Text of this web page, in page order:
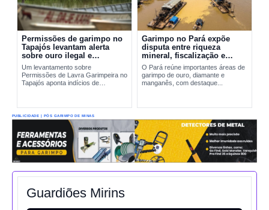
Permissões de garimpo no
Tapajós levantam alerta
sobre ouro ilegal e
contaminação por mercúrio
Um levantamento sobre
Permissões de Lavra Garimpeira no
Tapajós aponta indícios de
amplia preocupações sobre...
Garimpo no Pará expõe
disputa entre riqueza
mineral, fiscalização e
riscos ambientais
O Pará reúne importantes áreas de
garimpo de ouro, diamante e
manganês, com destaque...
PUBLICIDADE | PÓS GARIMPO DE MINAS
Guardiões Mirins